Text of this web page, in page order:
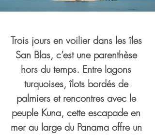
Trois jours en voilier dans les îles
San Blas, c’est une parenthèse
hors du temps. Entre lagons
turquoises, îlots bordés de
palmiers et rencontres avec le
peuple Kuna, cette escapade en
mer au large du Panama offre un